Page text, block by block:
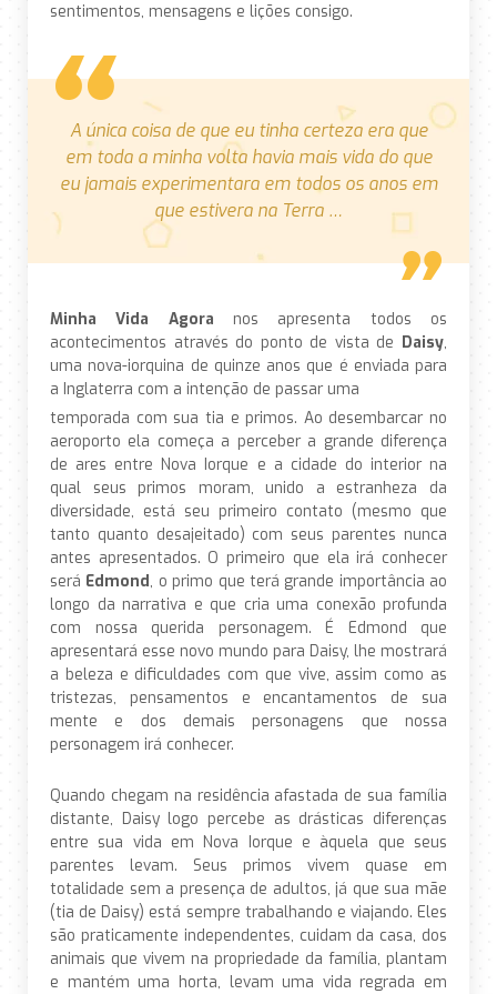
sentimentos, mensagens e lições consigo.
A única coisa de que eu tinha certeza era que
em toda a minha volta havia mais vida do que
eu jamais experimentara em todos os anos em
que estivera na Terra …
Minha Vida Agora nos apresenta todos os
acontecimentos através do ponto de vista de Daisy,
uma nova-iorquina de quinze anos que é enviada para
a Inglaterra com a intenção de passar uma
temporada com sua tia e primos. Ao desembarcar no
aeroporto ela começa a perceber a grande diferença
de ares entre Nova Iorque e a cidade do interior na
qual seus primos moram, unido a estranheza da
diversidade, está seu primeiro contato (mesmo que
tanto quanto desajeitado) com seus parentes nunca
antes apresentados. O primeiro que ela irá conhecer
será Edmond, o primo que terá grande importância ao
longo da narrativa e que cria uma conexão profunda
com nossa querida personagem. É Edmond que
apresentará esse novo mundo para Daisy, lhe mostrará
a beleza e dificuldades com que vive, assim como as
tristezas, pensamentos e encantamentos de sua
mente e dos demais personagens que nossa
personagem irá conhecer.
Quando chegam na residência afastada de sua família
distante, Daisy logo percebe as drásticas diferenças
entre sua vida em Nova Iorque e àquela que seus
parentes levam. Seus primos vivem quase em
totalidade sem a presença de adultos, já que sua mãe
(tia de Daisy) está sempre trabalhando e viajando. Eles
são praticamente independentes, cuidam da casa, dos
animais que vivem na propriedade da família, plantam
e mantém uma horta, levam uma vida regrada em